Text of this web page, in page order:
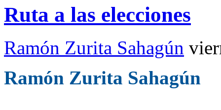
Ruta a las elecciones
Ramón Zurita Sahagún
Ramón Zurita Sahagún